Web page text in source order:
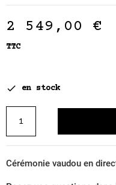
2 549,00 €
TTC
 en stock
Cérémonie vaudou en